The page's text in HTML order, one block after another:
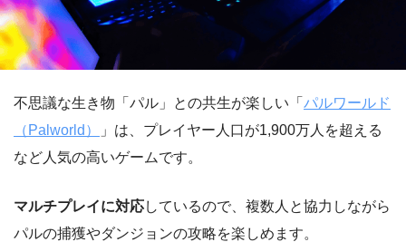
不思議な生き物「パル」との共生が楽しい「 パルワールド
（Palworld）
」は、プレイヤー人口が1,900万人を超える
など人気の高いゲームです。
マルチプレイに対応しているので、複数人と協力しながら
パルの捕獲やダンジョンの攻略を楽しめます。